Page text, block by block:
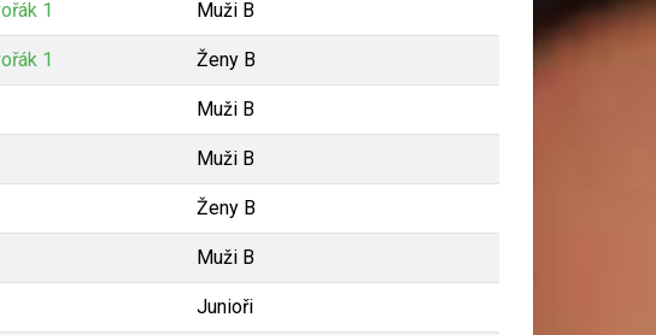
1 Muži B
1 Ženy B
Muži B
Muži B
Ženy B
Muži B
Junioři